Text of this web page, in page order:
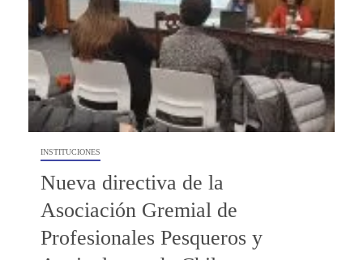
INSTITUCIONES
Nueva directiva de la
Asociación Gremial de
Profesionales Pesqueros y